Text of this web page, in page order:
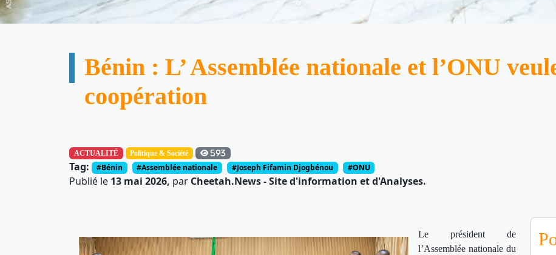
Bénin : L’ Assemblée nationale et l’ONU
coopération
ACTUALITÉ Politique & Société 593
Tag: #Bénin #Assemblée nationale #Joseph Fifamin Djogbénou #ONU
Publié le 13 mai 2026, par Cheetah.News - Site d'information et d'Analyses.
Le président de
l’Assemblée nationale du